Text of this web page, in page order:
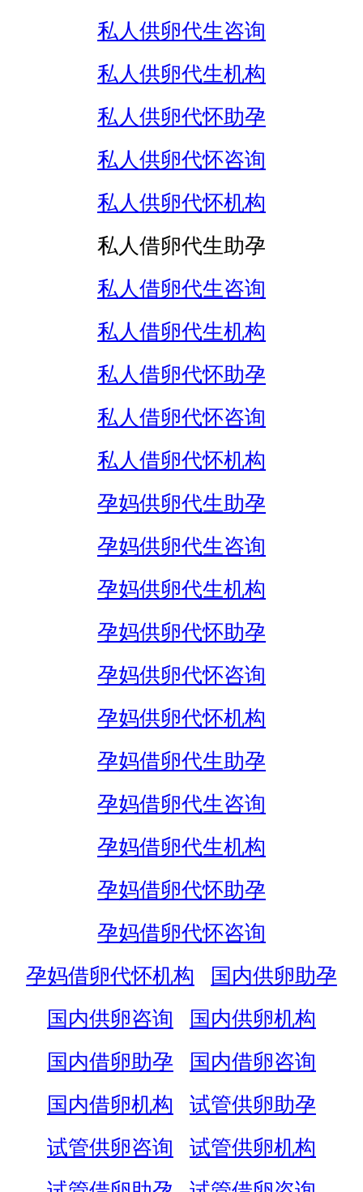
私人供卵代生咨询
私人供卵代生机构
私人供卵代怀助孕
私人供卵代怀咨询
私人供卵代怀机构
私人借卵代生助孕
私人借卵代生咨询
私人借卵代生机构
私人借卵代怀助孕
私人借卵代怀咨询
私人借卵代怀机构
孕妈供卵代生助孕
孕妈供卵代生咨询
孕妈供卵代生机构
孕妈供卵代怀助孕
孕妈供卵代怀咨询
孕妈供卵代怀机构
孕妈借卵代生助孕
孕妈借卵代生咨询
孕妈借卵代生机构
孕妈借卵代怀助孕
孕妈借卵代怀咨询
孕妈借卵代怀机构
国内供卵助孕
国内供卵咨询
国内供卵机构
国内借卵助孕
国内借卵咨询
国内借卵机构
试管供卵助孕
试管供卵咨询
试管供卵机构